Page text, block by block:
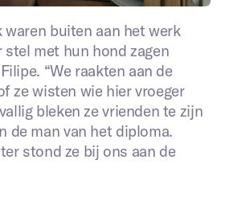
waren buiten aan het werk
stel met hun hond zagen
“We raakten aan de
ze wisten wie hier vroeger
bleken ze vrienden te zijn
de man van het diploma.
stond ze bij ons aan de